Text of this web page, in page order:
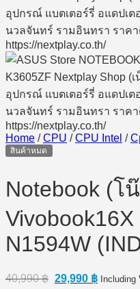
Home / CPU / CPU Intel /
สินค้าหมด
Notebook (โ
N1594W
40,990฿ Original
29,990 ฿Current
Including